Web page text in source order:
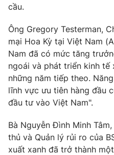
VTV Sức khoẻ
Thị trường 24h
VTV4
VTV9
Liên hệ tòa soạn
cầu.
Ông Gregory Testerman,
mại Hoa Kỳ tại Việt Nam
Nam đã có mức tăng
ngoái và phát triển kinh tế
những năm tiếp theo.
lĩnh vực ưu tiên hàng đầu
đầu tư vào Việt Nam".
Bà Nguyễn Đình Minh
thủ và Quản lý rủi ro của
xuất xanh đã trở thành